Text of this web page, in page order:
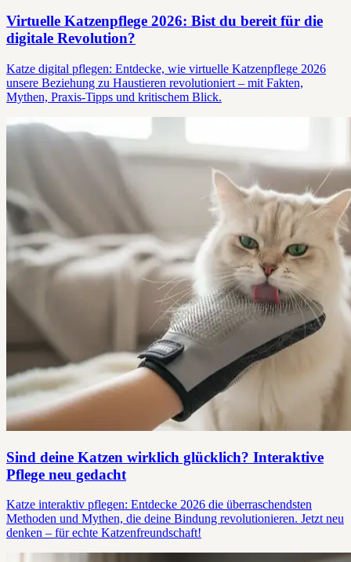
Virtuelle Katzenpflege 2026: Bist du bereit für die
digitale Revolution?
Katze digital pflegen: Entdecke, wie virtuelle Katzenpflege 2026
unsere Beziehung zu Haustieren revolutioniert – mit Fakten,
Mythen, Praxis-Tipps und kritischem Blick.
Sind deine Katzen wirklich glücklich? Interaktive
Pflege neu gedacht
Katze interaktiv pflegen: Entdecke 2026 die überraschendsten
Methoden und Mythen, die deine Bindung revolutionieren. Jetzt neu
denken – für echte Katzenfreundschaft!